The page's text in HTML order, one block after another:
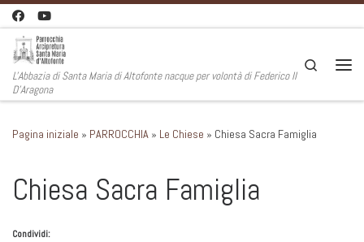
Passa al contenuto
L'Abbazia di Santa Maria di Altofonte nacque per volontà di Federico II
D'Aragona
Search
Pagina iniziale » PARROCCHIA » Le Chiese » Chiesa Sacra Famiglia
Chiesa Sacra Famiglia
Condividi: